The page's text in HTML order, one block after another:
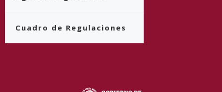
Cuadro de Regulaciones